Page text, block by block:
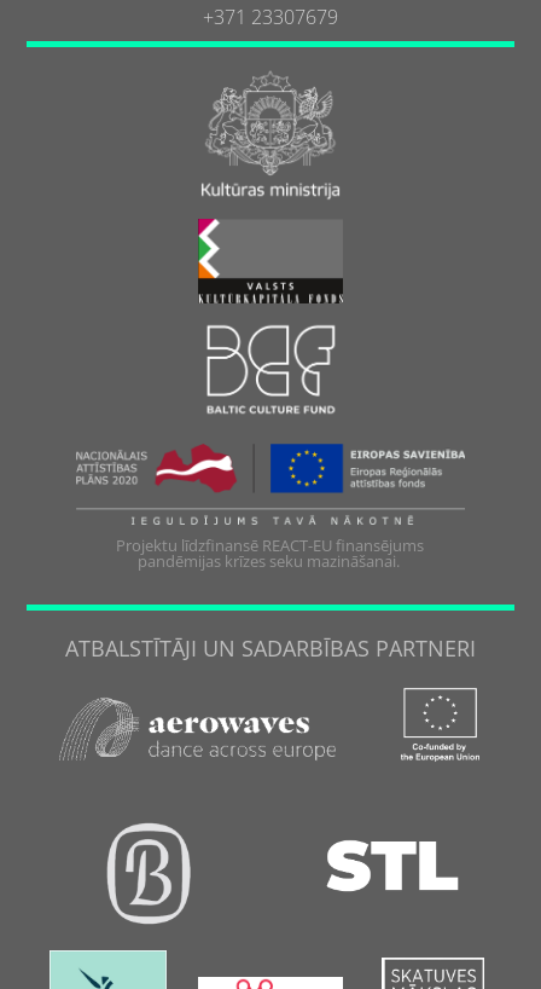
+371 23307679
Projektu līdzfinansē REACT-EU finansējums
pandēmijas krīzes seku mazināšanai.
ATBALSTĪTĀJI UN SADARBĪBAS PARTNERI